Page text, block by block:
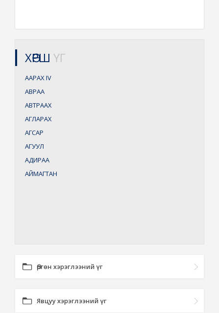
ХӨРШ ҮГ
ААРАХIV
АВРАА
АВТРААХ
АГЛАРАХ
АГСАР
АГУУЛ
АДИРАА
АЙМАГТАН
Өргөн хэрэглээний үг
Явцуу хэрэглээний үг